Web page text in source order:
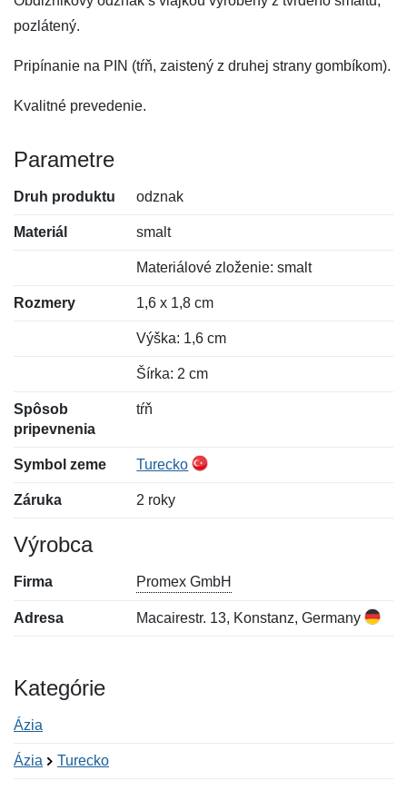
pozlátený.
Pripínanie na PIN (tŕň, zaistený z druhej strany gombíkom).
Kvalitné prevedenie.
Parametre
Druh produktu odznak
Materiál smalt
Materiálové zloženie: smalt
Rozmery 1,6 x 1,8 cm
Výška: 1,6 cm
Šírka: 2 cm
Spôsob
pripevnenia
tŕň
Symbol zeme Turecko
Záruka 2 roky
Výrobca
Firma Promex GmbH
Adresa Macairestr. 13, Konstanz, Germany
Kategórie
Ázia
Ázia Turecko